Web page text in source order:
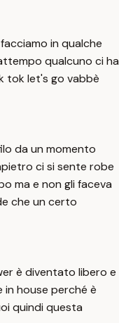
in qualche
qualcuno ci ha
tok let's go vabbè
da un momento
ci si sente robe
ma e non gli faceva
che un certo
è diventato libero e
in house perché è
quindi questa